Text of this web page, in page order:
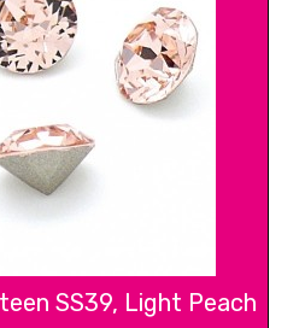
SS39, Light Peach